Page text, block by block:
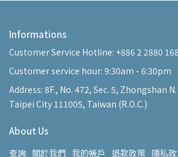
Informations
Customer Service Hotline: +886 2 2880
Customer service hour: 9:30am - 6:30pm
Address: 8F., No. 472, Sec. 5, Zhongshan
Taipei City 111005, Taiwan (R.O.C.)
About Us
查詢 關於我們 我的帳戶 退款政策 隱私